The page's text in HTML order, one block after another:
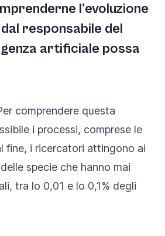
l'evoluzione
responsabile del
artificiale possa
comprendere questa
i processi, comprese le
fine, i ricercatori attingono ai
specie che hanno mai
tra lo 0,01 e lo 0,1% degli